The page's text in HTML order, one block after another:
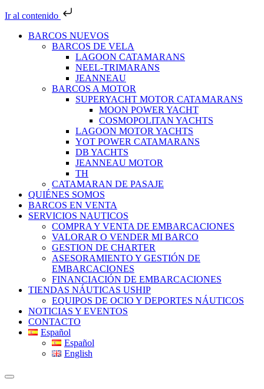
Ir al contenido
BARCOS NUEVOS
BARCOS DE VELA
LAGOON CATAMARANS
NEEL-TRIMARANS
JEANNEAU
BARCOS A MOTOR
SUPERYACHT MOTOR CATAMARANS
MOON POWER YACHT
COSMOPOLITAN YACHTS
LAGOON MOTOR YACHTS
YOT POWER CATAMARANS
DB YACHTS
JEANNEAU MOTOR
TH
CATAMARAN DE PASAJE
QUIÉNES SOMOS
BARCOS EN VENTA
SERVICIOS NAUTICOS
COMPRA Y VENTA DE EMBARCACIONES
VALORAR O VENDER MI BARCO
GESTION DE CHARTER
ASESORAMIENTO Y GESTIÓN DE
EMBARCACIONES
FINANCIACIÓN DE EMBARCACIONES
TIENDAS NÁUTICAS USHIP
EQUIPOS DE OCIO Y DEPORTES NÁUTICOS
NOTICIAS Y EVENTOS
CONTACTO
Español
Español
English